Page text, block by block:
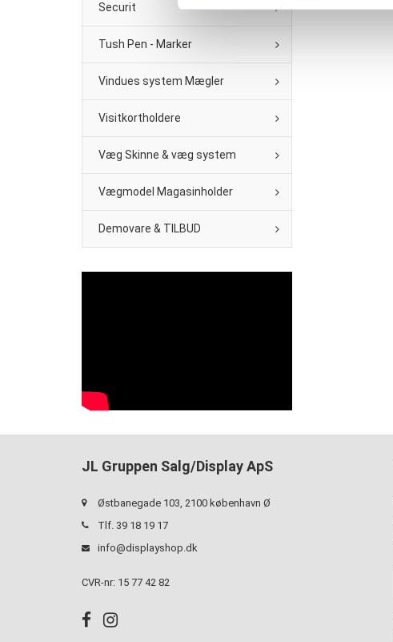
Securit
Tush Pen - Marker
Vindues system Mægler
Visitkortholdere
Væg Skinne & væg system
Vægmodel Magasinholder
Demovare & TILBUD
JL Gruppen Salg/Display ApS
Østbanegade 103, 2100 københavn Ø
Tlf. 39 18 19 17
info@displayshop.dk
CVR-nr: 15 77 42 82